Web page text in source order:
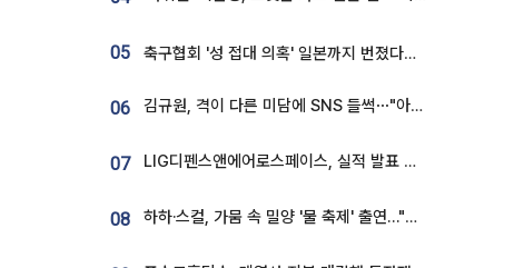
05 축구협회 '성 접대 의혹' 일본까지 번졌다…日 심판 실명 공개
06 김규원, 격이 다른 미담에 SNS 들썩⋯"아이 속옷 빨고 졸업식도 참석"
07 LIG디펜스앤에어로스페이스, 실적 발표 후 급락→반등⋯증권가 “28년까지 튼튼”
08 하하·스컬, 가뭄 속 밀양 '물 축제' 출연…"출연료 전액 기부"